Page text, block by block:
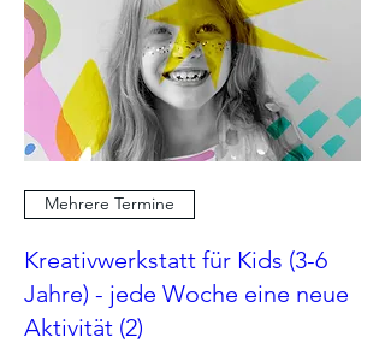
Mehrere Termine
Kreativwerkstatt für Kids (3-6
Jahre) - jede Woche eine neue
Aktivität (2)